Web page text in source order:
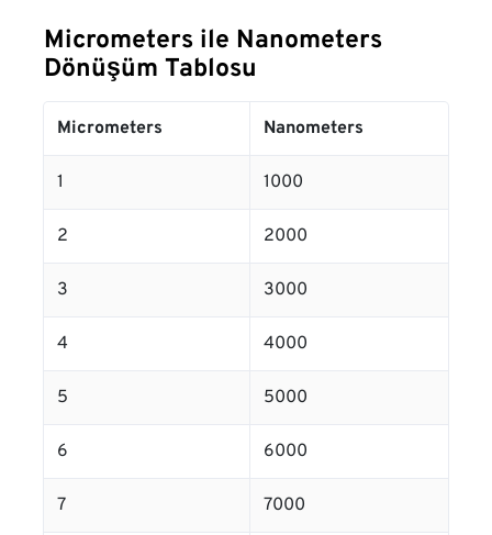
Micrometers ile Nanometers
Dönüşüm Tablosu
Micrometers Nanometers
1 1000
2 2000
3 3000
4 4000
5 5000
6 6000
7 7000